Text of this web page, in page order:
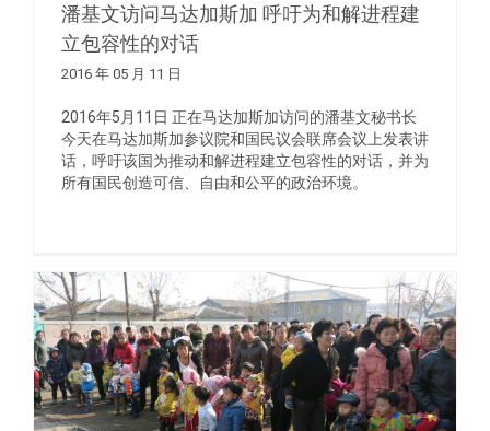
潘基文访问马达加斯加 呼吁为和解进程建
立包容性的对话
2016 年 05 月 11 日
2016年5月11日 正在马达加斯加访问的潘基文秘书长
今天在马达加斯加参议院和国民议会联席会议上发表讲
话，呼吁该国为推动和解进程建立包容性的对话，并为
所有国民创造可信、自由和公平的政治环境。